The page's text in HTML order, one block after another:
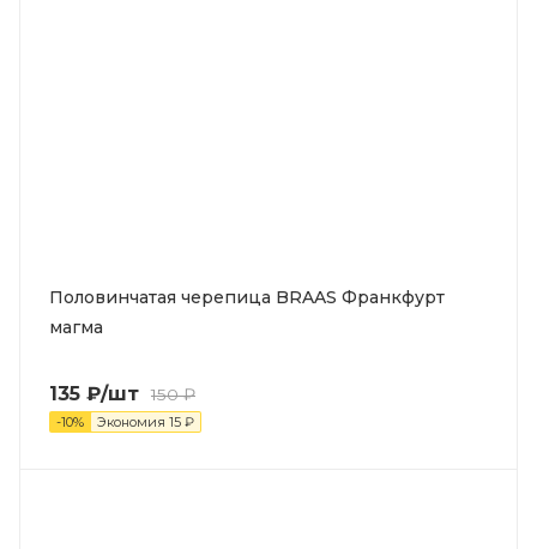
Половинчатая черепица BRAAS Франкфурт
магма
135 ₽/шт 150₽
-10% Экономия 15 ₽